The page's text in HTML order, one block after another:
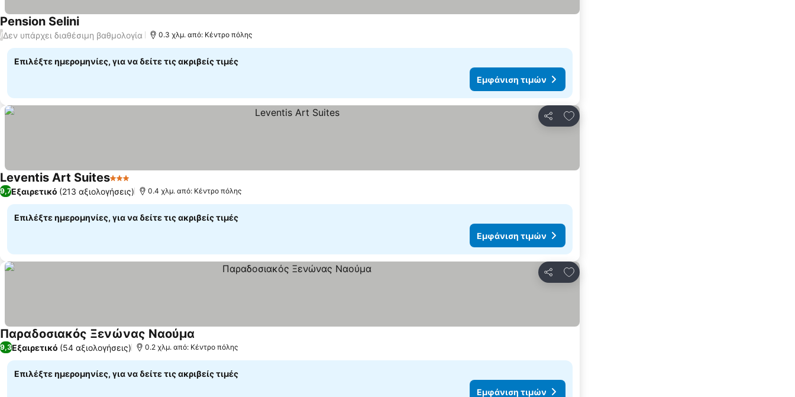
Pension SeliniΕμφάνιση τιμών
/Δεν υπάρχει διαθέσιμη βαθμολογία 0.3 χλμ. από: Κέντρο πόλης
Επιλέξτε ημερομηνίες, για να δείτε τις ακριβείς τιμές
Εμφάνιση τιμών
Κοινοποίηση
Προσθήκη στα αγαπημένα
Leventis Art Suites3 ΑστέριαΕμφάνιση τιμών
9,7Εξαιρετικό (213 αξιολογήσεις) 0.4 χλμ. από: Κέντρο πόλης
Επιλέξτε ημερομηνίες, για να δείτε τις ακριβείς τιμές
Εμφάνιση τιμών
Κοινοποίηση
Προσθήκη στα αγαπημένα
Παραδοσιακός Ξενώνας Ναούμα
9,3Εξαιρετικό (54 αξιολογήσεις) 0.2 χλμ. από: Κέντρο πόλης
Επιλέξτε ημερομηνίες, για να δείτε τις ακριβείς τιμές
Εμφάνιση τιμών